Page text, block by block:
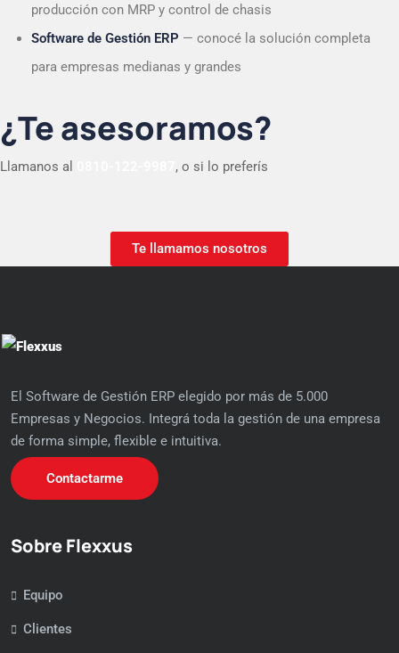
producción con MRP y control de chasis
Software de Gestión ERP — conocé la solución completa
para empresas medianas y grandes
¿Te asesoramos?
Llamanos al , o si lo preferís
Te llamamos nosotros
El Software de Gestión ERP elegido por más de 5.000
Empresas y Negocios. Integrá toda la gestión de una empresa
de forma simple, flexible e intuitiva.
Contactarme
Sobre Flexxus
Equipo
Clientes